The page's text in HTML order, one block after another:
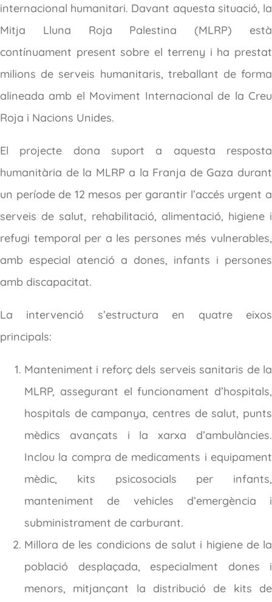
internacional humanitari. Davant aquesta situació, la
Mitja Lluna Roja Palestina (MLRP) està
contínuament present sobre el terreny i ha prestat
milions de serveis humanitaris, treballant de forma
alineada amb el Moviment Internacional de la Creu
Roja i Nacions Unides.
El projecte dona suport a aquesta resposta
humanitària de la MLRP a la Franja de Gaza durant
un període de 12 mesos per garantir l’accés urgent a
serveis de salut, rehabilitació, alimentació, higiene i
refugi temporal per a les persones més vulnerables,
amb especial atenció a dones, infants i persones
amb discapacitat.
La intervenció s’estructura en quatre eixos
principals:
Manteniment i reforç dels serveis sanitaris de la
MLRP, assegurant el funcionament d’hospitals,
hospitals de campanya, centres de salut, punts
mèdics avançats i la xarxa d’ambulàncies.
Inclou la compra de medicaments i equipament
mèdic, kits psicosocials per infants,
manteniment de vehicles d’emergència i
subministrament de carburant.
Millora de les condicions de salut i higiene de la
població desplaçada, especialment dones i
menors, mitjançant la distribució de kits de